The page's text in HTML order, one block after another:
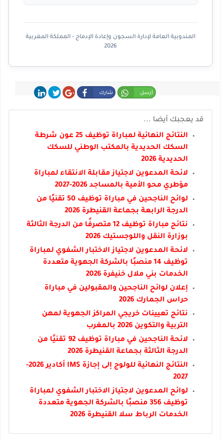
المندوبية العامة لإدارة السجون وإعادة الإدماج - المملكة المغربية
2026
شارك أرسل
قد يعجبك أيضا ...
النتائج النهائية لمباراة توظيف 25 عون شرطة
السكك الحديدية بالمكتب الوطني للسكك
الحديدية 2026
لائحة المدعوين لاجتياز مقابلة الانتقاء لمباراة
مؤطري محو الأمية بالمساجد 2026-2027
لوائح الناجحين في مباراة توظيف 50 تقنيًا من
الدرجة الرابعة بجماعة القنيطرة 2026
نتائج مباراة توظيف 12 متصرفًا من الدرجة الثالثة
بوزارة النقل واللوجستيك 2026
لائحة المدعوين لاجتياز الاختبار الشفوي لمباراة
توظيف 14 منصبًا بالشركة الجهوية متعددة
الخدمات بني ملال خنيفرة 2026
إعلان لوائح الناجحين والمقبولين في مباراة
حراس الجمارك 2026
نتائج تعيينات خريجي المراكز الجهوية لمهن
التربية والتكوين 2026 بالمغرب
لائحة الناجحين في مباراة توظيف 92 تقنيًا من
الدرجة الثالثة بجماعة القنيطرة 2026
النتائج النهائية للولوج إلى إجازة IMS أكادير 2026-
2027
لوائح المدعوين لاجتياز الاختبار الشفوي لمباراة
توظيف 356 منصبًا بالشركة الجهوية متعددة
الخدمات الرباط سلا القنيطرة 2026